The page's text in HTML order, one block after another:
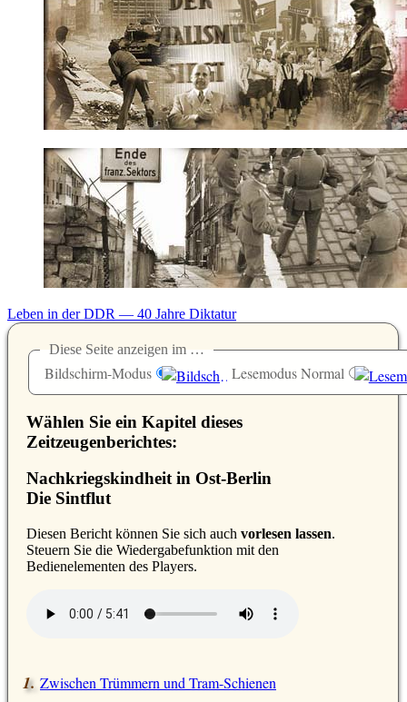
Leben in der DDR — 40 Jahre Diktatur
Diese Seite anzeigen im …
Bildschirm-Modus Lesemodus Normal
Wählen Sie ein Kapitel dieses
Zeitzeugenberichtes:
Nachkriegskindheit in Ost-Berlin
Die Sintflut
Diesen Bericht können Sie sich auch vorlesen lassen.
Steuern Sie die Wiedergabefunktion mit den
Bedienelementen des Players.
Zwischen Trümmern und Tram-Schienen